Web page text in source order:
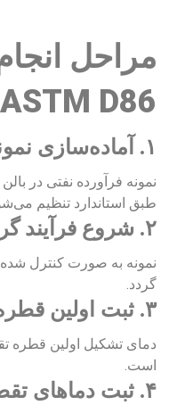
مراحل
ASTM D86
۱. آماده‌سازی نمونه
نمونه فرآورده نفتی در
طبق استاندارد تنظیم
۲. شروع فرآیند گرمایش
نمونه به صورت کنترل شده
گردد.
۳. ثبت اولین قطره
است.
۴. ثبت دماهای تقطیر